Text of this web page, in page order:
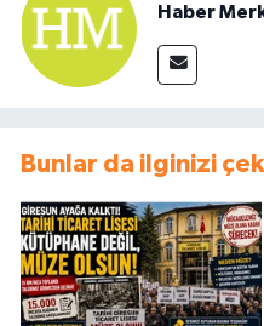
Haber
Bunlar da ilginizi